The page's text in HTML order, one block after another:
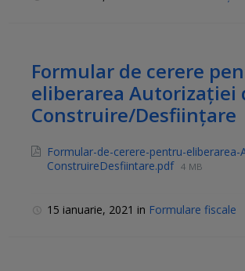
Formular de cerere
eliberarea Autorizaţiei
Construire/Desfiinţare
Formular-de-cerere-pentru-eliberarea-
ConstruireDesfiintare.pdf 4 MB
15 ianuarie, 2021 in Formulare fiscale